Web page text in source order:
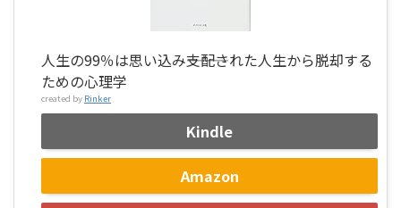
人生の99％は思い込み―――支配された人生から脱却する
ための心理学
created by Rinker
Kindle
Amazon